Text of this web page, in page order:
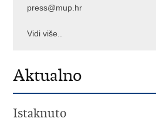
press@mup.hr
Vidi više..
Aktualno
Istaknuto